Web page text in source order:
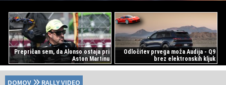
Prepričan sem, da Alonso ostaja pri
Aston Martinu
Odločitev prvega moža Audija - Q9
brez elektronskih kljuk
DOMOV RALLY VIDEO